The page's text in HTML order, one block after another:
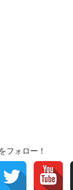
フォロー！